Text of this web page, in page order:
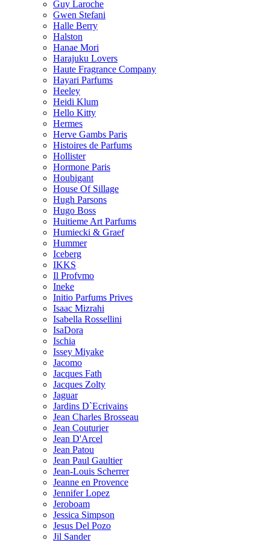
Guy Laroche
Gwen Stefani
Halle Berry
Halston
Hanae Mori
Harajuku Lovers
Haute Fragrance Company
Hayari Parfums
Heeley
Heidi Klum
Hello Kitty
Hermes
Herve Gambs Paris
Histoires de Parfums
Hollister
Hormone Paris
Houbigant
House Of Sillage
Hugh Parsons
Hugo Boss
Huitieme Art Parfums
Humiecki & Graef
Hummer
Iceberg
IKKS
Il Profvmo
Ineke
Initio Parfums Prives
Isaac Mizrahi
Isabella Rossellini
IsaDora
Ischia
Issey Miyake
Jacomo
Jacques Fath
Jacques Zolty
Jaguar
Jardins D`Ecrivains
Jean Charles Brosseau
Jean Couturier
Jean D'Arcel
Jean Patou
Jean Paul Gaultier
Jean-Louis Scherrer
Jeanne en Provence
Jennifer Lopez
Jeroboam
Jessica Simpson
Jesus Del Pozo
Jil Sander